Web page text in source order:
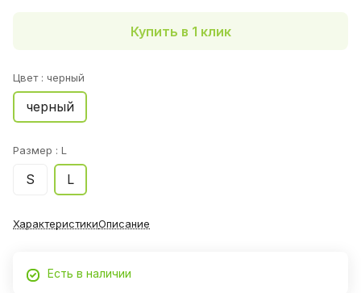
Купить в 1 клик
Цвет : черный
черный
Размер : L
S L
ХарактеристикиОписание
Есть в наличии